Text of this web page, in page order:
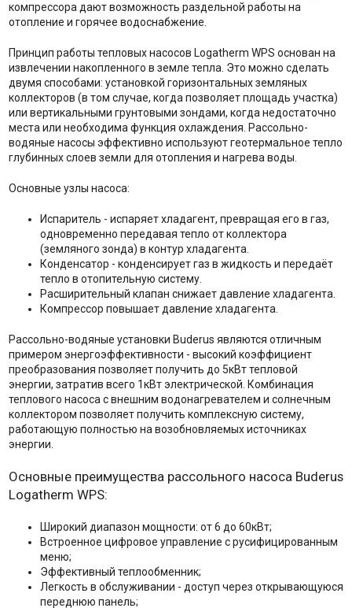
компрессора дают возможность раздельной работы на
отопление и горячее водоснабжение.
Принцип работы тепловых насосов Logatherm WPS основан на
извлечении накопленного в земле тепла. Это можно сделать
двумя способами: установкой горизонтальных земляных
коллекторов (в том случае, когда позволяет площадь участка)
или вертикальными грунтовыми зондами, когда недостаточно
места или необходима функция охлаждения. Рассольно-
водяные насосы эффективно используют геотермальное тепло
глубинных слоев земли для отопления и нагрева воды.
Основные узлы насоса:
Испаритель - испаряет хладагент, превращая его в газ,
одновременно передавая тепло от коллектора
(земляного зонда) в контур хладагента.
Конденсатор - конденсирует газ в жидкость и передаёт
тепло в отопительную систему.
Расширительный клапан снижает давление хладагента.
Компрессор повышает давление хладагента.
Рассольно-водяные установки Buderus являются отличным
примером энергоэффективности - высокий коэффициент
преобразования позволяет получить до 5кВт тепловой
энергии, затратив всего 1кВт электрической. Комбинация
теплового насоса с внешним водонагревателем и солнечным
коллектором позволяет получить комплексную систему,
работающую полностью на возобновляемых источниках
энергии.
Основные преимущества рассольного насоса Buderus
Logatherm WPS:
Широкий диапазон мощности: от 6 до 60кВт;
Встроенное цифровое управление с русифицированным
меню;
Эффективный теплообменник;
Легкость в обслуживании - доступ через открывающуюся
переднюю панель;